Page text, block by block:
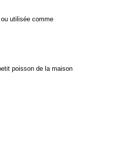
utilisée comme
poisson de la maison